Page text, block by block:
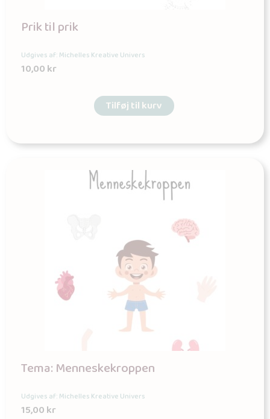
Prik til prik
Udgives af: Michelles Kreative Univers
10,00kr
Tilføj til kurv
Tema: Menneskekroppen
Udgives af: Michelles Kreative Univers
15,00kr